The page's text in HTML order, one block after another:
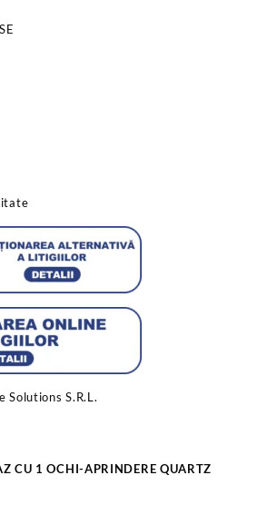
Solutions S.R.L.
CU 1 OCHI-APRINDERE QUARTZ